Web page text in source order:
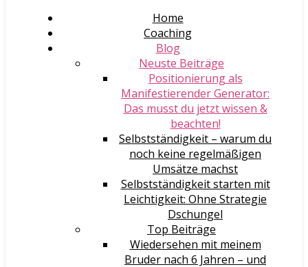
Home
Coaching
Blog
Neuste Beiträge
Positionierung als
Manifestierender Generator:
Das musst du jetzt wissen &
beachten!
Selbstständigkeit – warum du
noch keine regelmäßigen
Umsätze machst
Selbstständigkeit starten mit
Leichtigkeit: Ohne Strategie
Dschungel
Top Beiträge
Wiedersehen mit meinem
Bruder nach 6 Jahren – und